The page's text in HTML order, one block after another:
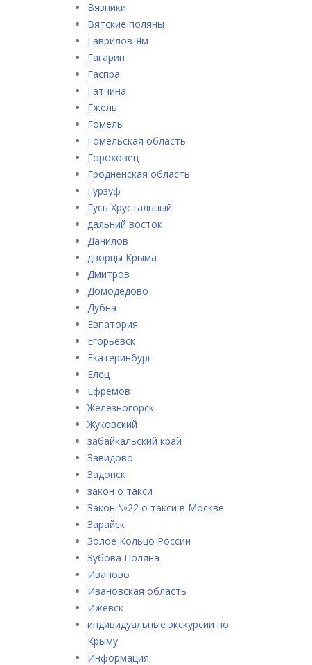
Вязники
Вятские поляны
Гаврилов-Ям
Гагарин
Гаспра
Гатчина
Гжель
Гомель
Гомельская область
Гороховец
Гродненская область
Гурзуф
Гусь Хрустальный
дальний восток
Данилов
дворцы Крыма
Дмитров
Домодедово
Дубна
Евпатория
Егорьевск
Екатеринбург
Елец
Ефремов
Железногорск
Жуковский
забайкальский край
Завидово
Задонск
закон о такси
Закон №22 о такси в Москве
Зарайск
Золое Кольцо России
Зубова Поляна
Иваново
Ивановская область
Ижевск
индивидуальные экскурсии по
Крыму
Информация